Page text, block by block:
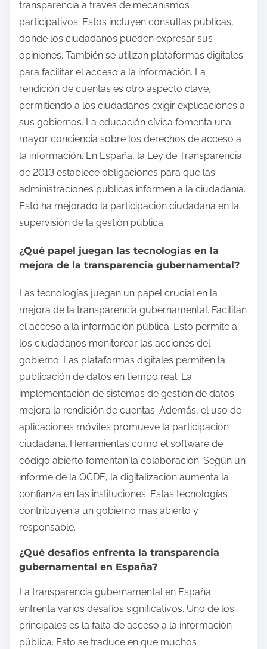
transparencia a través de mecanismos
participativos. Estos incluyen consultas públicas,
donde los ciudadanos pueden expresar sus
opiniones. También se utilizan plataformas digitales
para facilitar el acceso a la información. La
rendición de cuentas es otro aspecto clave,
permitiendo a los ciudadanos exigir explicaciones a
sus gobiernos. La educación cívica fomenta una
mayor conciencia sobre los derechos de acceso a
la información. En España, la Ley de Transparencia
de 2013 establece obligaciones para que las
administraciones públicas informen a la ciudadanía.
Esto ha mejorado la participación ciudadana en la
supervisión de la gestión pública.
¿Qué papel juegan las tecnologías en la
mejora de la transparencia gubernamental?
Las tecnologías juegan un papel crucial en la
mejora de la transparencia gubernamental. Facilitan
el acceso a la información pública. Esto permite a
los ciudadanos monitorear las acciones del
gobierno. Las plataformas digitales permiten la
publicación de datos en tiempo real. La
implementación de sistemas de gestión de datos
mejora la rendición de cuentas. Además, el uso de
aplicaciones móviles promueve la participación
ciudadana. Herramientas como el software de
código abierto fomentan la colaboración. Según un
informe de la OCDE, la digitalización aumenta la
confianza en las instituciones. Estas tecnologías
contribuyen a un gobierno más abierto y
responsable.
¿Qué desafíos enfrenta la transparencia
gubernamental en España?
La transparencia gubernamental en España
enfrenta varios desafíos significativos. Uno de los
principales es la falta de acceso a la información
pública. Esto se traduce en que muchos